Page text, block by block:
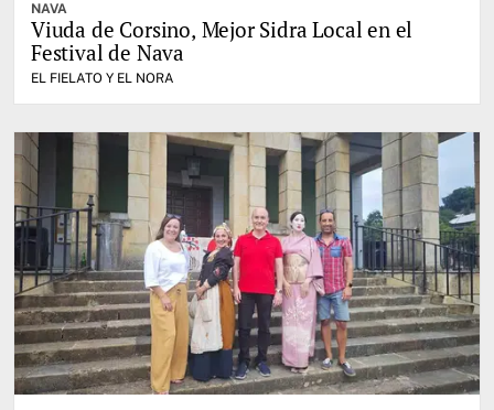
NAVA
Viuda de Corsino, Mejor Sidra Local en el
Festival de Nava
EL FIELATO Y EL NORA